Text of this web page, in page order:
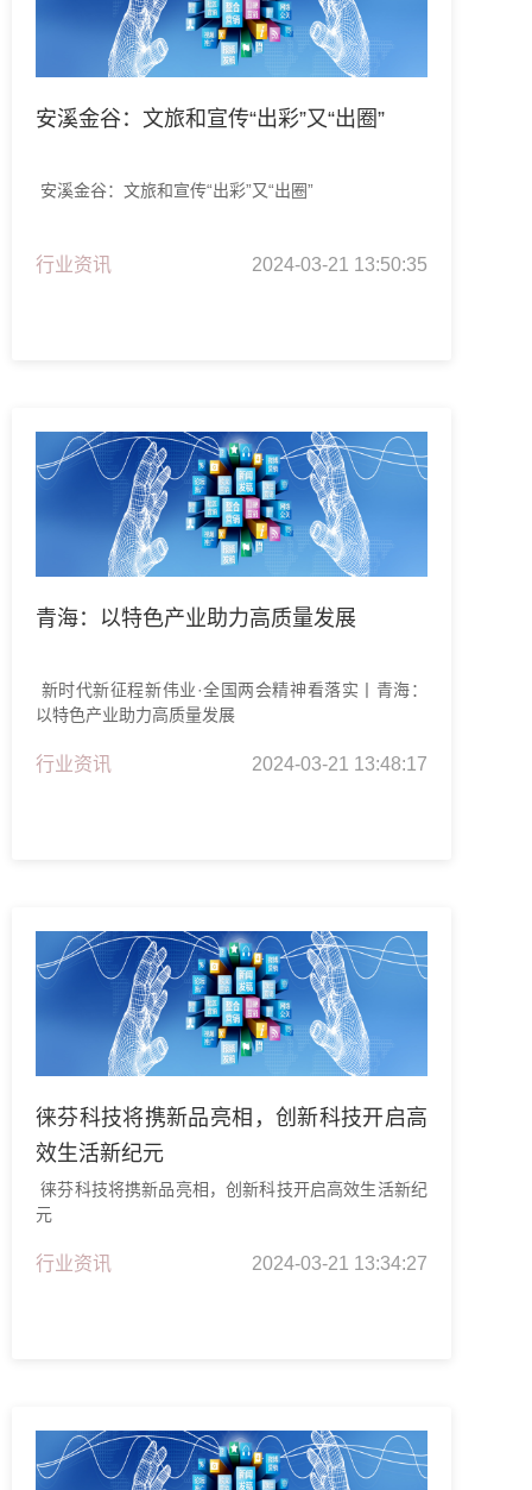
安溪金谷：文旅和宣传“出彩”又“出圈”
安溪金谷：文旅和宣传“出彩”又“出圈”
行业资讯 2024-03-21 13:50:35
青海：以特色产业助力高质量发展
新时代新征程新伟业·全国两会精神看落实丨青海：
以特色产业助力高质量发展
行业资讯 2024-03-21 13:48:17
徕芬科技将携新品亮相，创新科技开启高
效生活新纪元
徕芬科技将携新品亮相，创新科技开启高效生活新纪
元
行业资讯 2024-03-21 13:34:27